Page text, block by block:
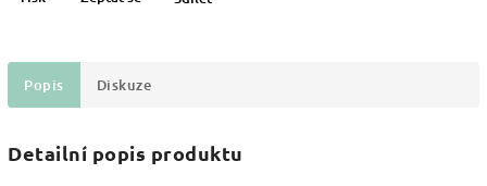
Popis Diskuze
Detailní popis produktu